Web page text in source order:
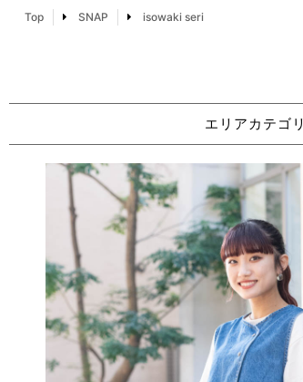
Top SNAP isowaki seri
エリアカテゴリ